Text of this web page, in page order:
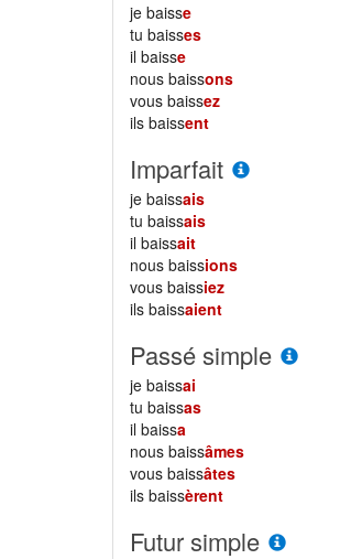
je baisse
tu baisses
il baisse
nous baissons
vous baissez
ils baissent
Imparfait
je baissais
tu baissais
il baissait
nous baissions
vous baissiez
ils baissaient
Passé simple
je baissai
tu baissas
il baissa
nous baissâmes
vous baissâtes
ils baissèrent
Futur simple